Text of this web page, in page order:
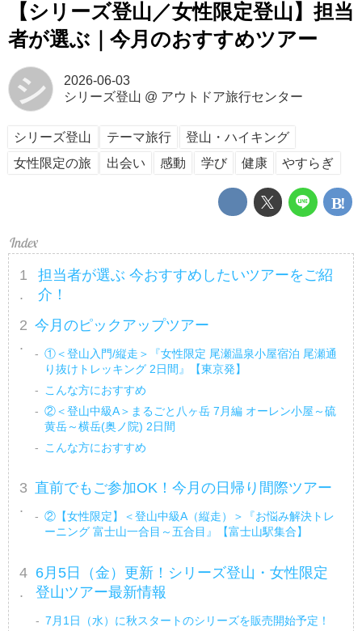
【シリーズ登山／女性限定登山】担当
者が選ぶ｜今月のおすすめツアー
シ
2026-06-03
シリーズ登山 @ アウトドア旅行センター
シリーズ登山 テーマ旅行
登山・ハイキング
女性限定の旅
出会い 感動 学び 健康 やすらぎ
担当者が選ぶ 今おすすめしたいツアーをご紹
介！
今月のピックアップツアー
①＜登山入門/縦走＞『女性限定 尾瀬温泉小屋宿泊 尾瀬通
り抜けトレッキング 2日間』【東京発】
こんな方におすすめ
②＜登山中級A＞まるごと八ヶ岳 7月編 オーレン小屋～硫
黄岳～横岳(奥ノ院) 2日間
こんな方におすすめ
直前でもご参加OK！今月の日帰り間際ツアー
②【女性限定】＜登山中級A（縦走）＞『お悩み解決トレ
ーニング 富士山一合目～五合目』【富士山駅集合】
6月5日（金）更新！シリーズ登山・女性限定
登山ツアー最新情報
7月1日（水）に秋スタートのシリーズを販売開始予定！